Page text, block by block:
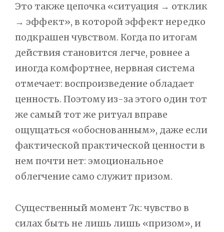
Это также цепочка «ситуация → отклик
→ эффект», в которой эффект нередко
подкрашен чувством. Когда по итогам
действия становится легче, ровнее а
иногда комфортнее, нервная система
отмечает: воспроизведение обладает
ценность. Поэтому из-за этого один тот
же самый тот же ритуал вправе
ощущаться «обоснованным», даже если
фактической практической ценности в
нем почти нет: эмоциональное
облегчение само служит призом.
Существенный момент 7к: чувство в
силах быть не лишь лишь «призом», и